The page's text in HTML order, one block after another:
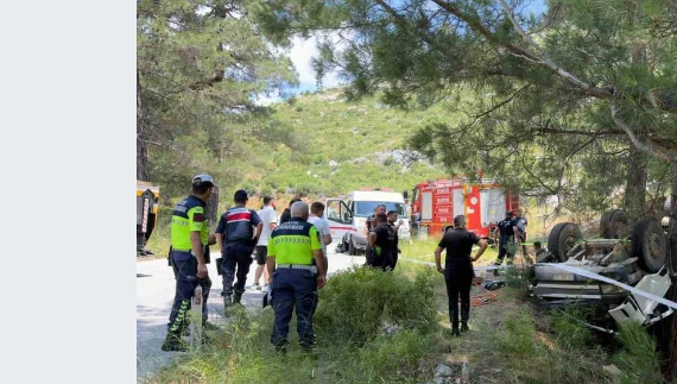
Siyaset
YEREL HABER
Haberde insan
Tanıtım